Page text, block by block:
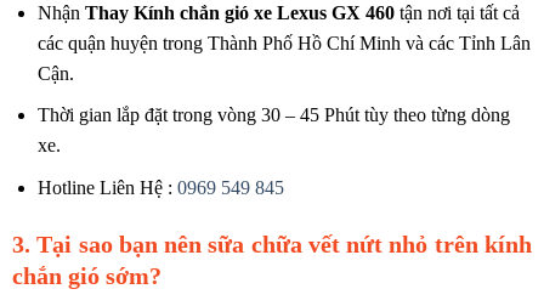
Nhận Thay Kính chắn gió xe Lexus GX 460tận nơi tại tất cả
các quận huyện trong Thành Phố Hồ Chí Minh và các Tỉnh Lân
Cận.
Thời gian lắp đặt trong vòng 30 – 45 Phút tùy theo từng dòng
xe.
Hotline Liên Hệ : 0969 549 845
3. Tại sao bạn nên sữa chữa vết nứt nhỏ trên kính
chắn gió sớm?